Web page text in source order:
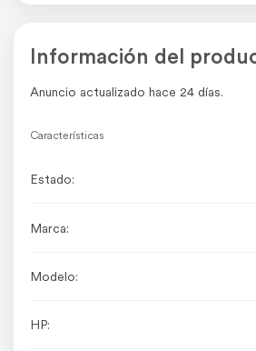
Información del
Anuncio actualizado hace 24 días.
Características
Estado:
Marca:
Modelo:
HP: